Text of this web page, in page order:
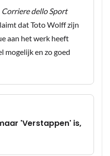
Corriere dello Sport
dat Toto Wolff zijn
aan het werk heeft
mogelijk en zo goed
'Verstappen' is,